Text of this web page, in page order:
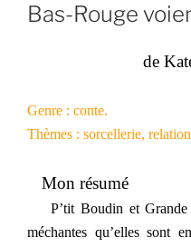
Bas-Rouge
de
Genre : conte.
Thèmes : sorcellerie,
Mon résumé
P’tit Boudin et Grande
méchantes qu’elles sont